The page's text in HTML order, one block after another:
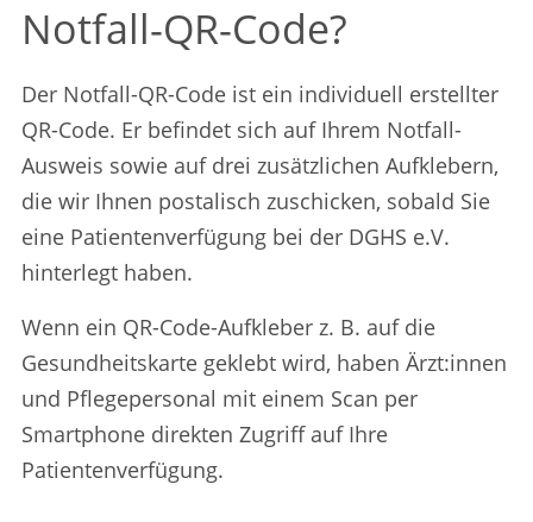
Notfall-QR-Code?
Der Notfall-QR-Code ist ein individuell erstellter
QR-Code. Er befindet sich auf Ihrem Notfall-
Ausweis sowie auf drei zusätzlichen Aufklebern,
die wir Ihnen postalisch zuschicken, sobald Sie
eine Patientenverfügung bei der DGHS e.V.
hinterlegt haben.
Wenn ein QR-Code-Aufkleber z. B. auf die
Gesundheitskarte geklebt wird, haben Ärzt:innen
und Pflegepersonal mit einem Scan per
Smartphone direkten Zugriff auf Ihre
Patientenverfügung.